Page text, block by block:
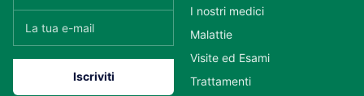
I nostri medici
Malattie
Visite ed Esami
Trattamenti